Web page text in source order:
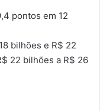
pontos em 12
bilhões e R$ 22
22 bilhões a R$ 26